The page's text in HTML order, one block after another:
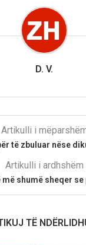
D. V.
Artikulli i
të zbuluar nëse
Artikulli i ardhshëm
shumë sheqer se
TË